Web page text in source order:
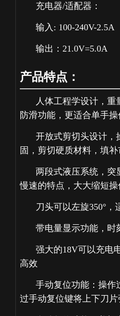
充电器/适配器：
输入: 100-240V-
输出：21.0V=5.0A
产品特点：
人体工程学设计，
防滑功能，更适合单手操
开放式剪切头设计，
固，剪切硬质材料，填
两段式液压系统，突
慢速的特点，大大缩短操
刀头可以左旋350°
带电量显示功能，时
强大的18V可以充电
高效
手动复位功能：操作
过手动复位键将上下刀片